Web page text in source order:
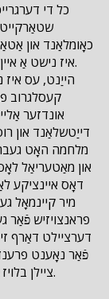
כל די
שטאַרקייט
כאָומלאַנד און
איז נישט אַ איין אַקצענט פון אַגרעסיוו שטעלונג צו זייערע שכנים.
הייַנט, עס איז
קעסלגרוב
אונדזער
דייַטשלאַנד און
דאָס איינציקע
מיר קיינמאָל
פראנצויזיש פֿאַר
דערציילט דאַרף
פֿאַר נאָענט
ציילן בלויז אויף זיך. דאָס איז וואָס די געשיכטע לערנט אונדז.